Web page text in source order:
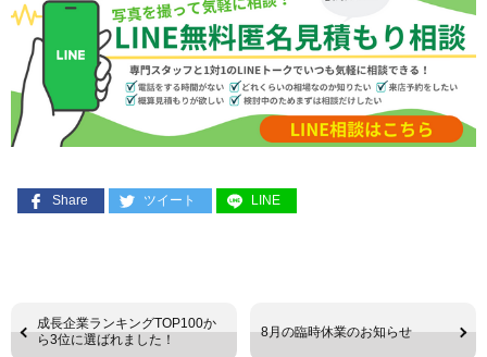
Share ツイート LINE
成長企業ランキングTOP100か
ら3位に選ばれました！
8月の臨時休業のお知らせ